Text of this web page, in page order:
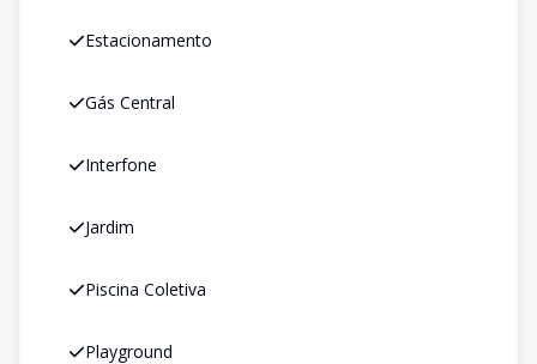
Estacionamento
Gás Central
Interfone
Jardim
Piscina Coletiva
Playground